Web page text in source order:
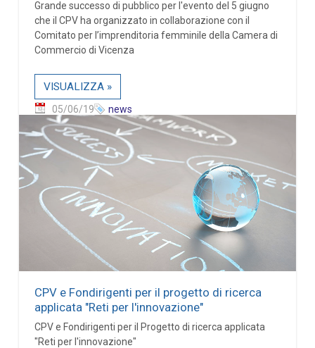
Grande successo di pubblico per l'evento del 5 giugno
che il CPV ha organizzato in collaborazione con il
Comitato per l’imprenditoria femminile della Camera di
Commercio di Vicenza
VISUALIZZA »
05/06/19 news
CPV e Fondirigenti per il progetto di ricerca
applicata "Reti per l'innovazione"
CPV e Fondirigenti per il Progetto di ricerca applicata
"Reti per l'innovazione"